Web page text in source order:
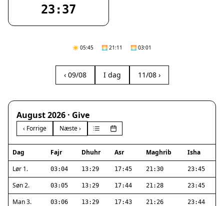
23:37
☀️ 05:45 🌅 21:11 🌅 03:01
‹ 09/08 I dag 11/08 ›
August 2026 · Give
‹ Forrige Næste ›
Dag Fajr Dhuhr Asr Maghrib
Isha
Lør 1.
03:04 13:29 17:45 21:30 23:45
Søn 2. 03:05 13:29 17:44 21:28 23:45
Man 3. 03:06 13:29 17:43 21:26 23:44